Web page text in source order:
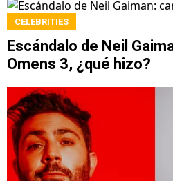
CELEBRITIES
Escándalo de Neil
Omens 3, ¿qué hizo?